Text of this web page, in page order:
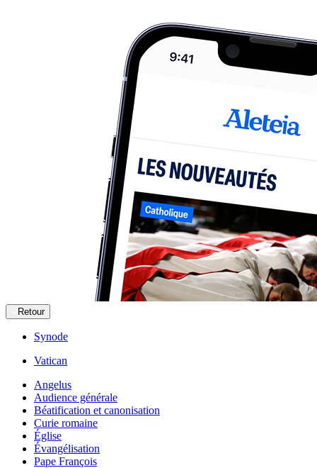
Retour
Synode
Vatican
Angelus
Audience générale
Béatification et canonisation
Curie romaine
Église
Évangélisation
Pape François